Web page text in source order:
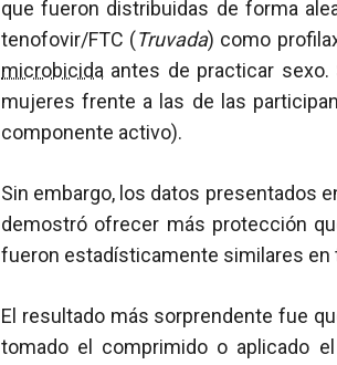
que fueron distribuidas de forma
tenofovir/FTC (Truvada) como
microbicida antes de practicar
mujeres frente a las de las
componente activo).
Sin embargo, los datos presentados
demostró ofrecer más protección
fueron estadísticamente similares en
El resultado más sorprendente fue
tomado el comprimido o aplicado